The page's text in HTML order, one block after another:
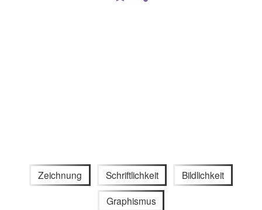
Zeichnung Schriftlichkeit Bildlichkeit
Graphismus